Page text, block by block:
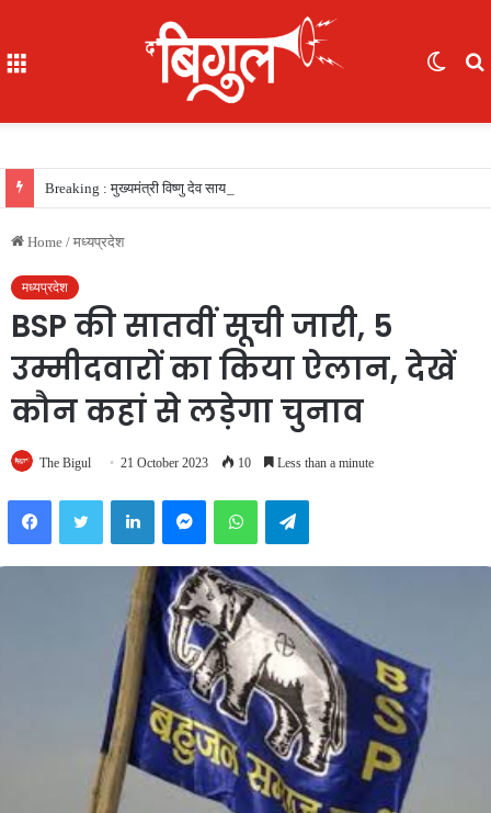
Home / मध्यप्रदेश
मध्यप्रदेश
BSP की सातवीं सूची जारी, 5
उम्मीदवारों का किया ऐलान, देखें
कौन कहां से लड़ेगा चुनाव
The Bigul 21 October 2023 10 Less than a minute
FacebookTwitter LinkedInMessengerWhatsAppTelegram